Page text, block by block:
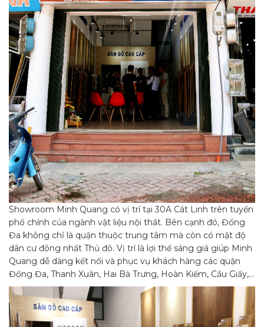
Showroom Minh Quang có vị trí tại 30A Cát Linh trên tuyến
phố chính của ngành vật liệu nội thất. Bên cạnh đó, Đống
Đa không chỉ là quận thuộc trung tâm mà còn có mật độ
dân cư đông nhất Thủ đô. Vị trí là lợi thế sáng giá giúp Minh
Quang dễ dàng kết nối và phục vụ khách hàng các quận
Đống Đa, Thanh Xuân, Hai Bà Trưng, Hoàn Kiếm, Cầu Giấy,…